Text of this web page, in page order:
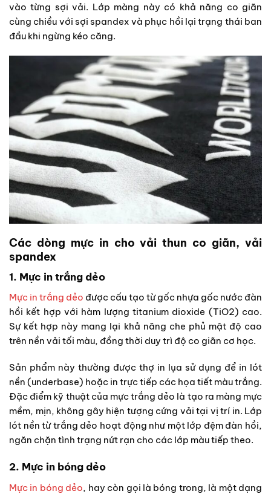
vào từng sợi vải. Lớp màng này có khả năng co giãn
cùng chiều với sợi spandex và phục hồi lại trạng thái ban
đầu khi ngừng kéo căng.
Các dòng mực in cho vải thun co giãn, vải
spandex
1. Mực in trắng dẻo
Mực in trắng dẻo được cấu tạo từ gốc nhựa gốc nước đàn
hồi kết hợp với hàm lượng titanium dioxide (TiO2) cao.
Sự kết hợp này mang lại khả năng che phủ mật độ cao
trên nền vải tối màu, đồng thời duy trì độ co giãn cơ học.
Sản phẩm này thường được thợ in lụa sử dụng để in lót
nền (underbase) hoặc in trực tiếp các họa tiết màu trắng.
Đặc điểm kỹ thuật của mực trắng dẻo là tạo ra màng mực
mềm, mịn, không gây hiện tượng cứng vải tại vị trí in. Lớp
lót nền từ trắng dẻo hoạt động như một lớp đệm đàn hồi,
ngăn chặn tình trạng nứt rạn cho các lớp màu tiếp theo.
2. Mực in bóng dẻo
Mực in bóng dẻo, hay còn gọi là bóng trong, là một dạng